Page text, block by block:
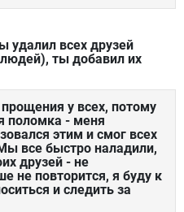
удалил всех друзей
ты добавил их
у всех, потому
поломка - меня
этим и смог всех
все быстро наладили,
друзей - не
не повторится, я буду к
и следить за